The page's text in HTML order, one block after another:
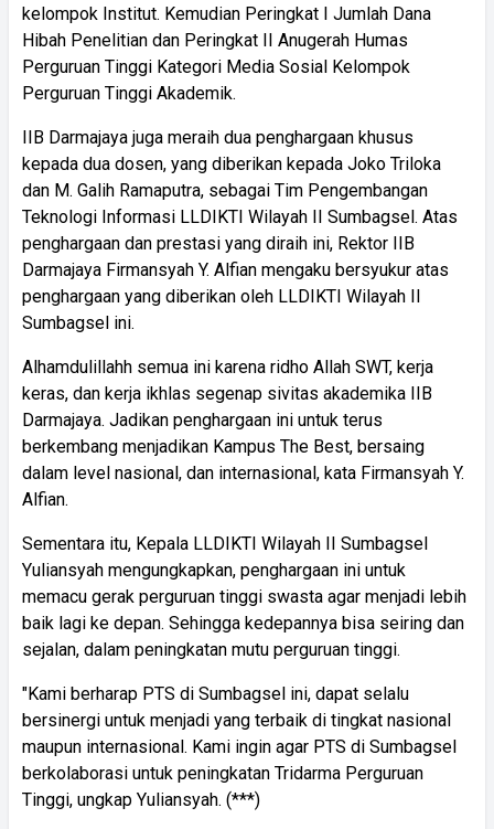
kelompok Institut. Kemudian Peringkat I Jumlah Dana
Hibah Penelitian dan Peringkat II Anugerah Humas
Perguruan Tinggi Kategori Media Sosial Kelompok
Perguruan Tinggi Akademik.
IIB Darmajaya juga meraih dua penghargaan khusus
kepada dua dosen, yang diberikan kepada Joko Triloka
dan M. Galih Ramaputra, sebagai Tim Pengembangan
Teknologi Informasi LLDIKTI Wilayah II Sumbagsel. Atas
penghargaan dan prestasi yang diraih ini, Rektor IIB
Darmajaya Firmansyah Y. Alfian mengaku bersyukur atas
penghargaan yang diberikan oleh LLDIKTI Wilayah II
Sumbagsel ini.
Alhamdulillahh semua ini karena ridho Allah SWT, kerja
keras, dan kerja ikhlas segenap sivitas akademika IIB
Darmajaya. Jadikan penghargaan ini untuk terus
berkembang menjadikan Kampus The Best, bersaing
dalam level nasional, dan internasional, kata Firmansyah Y.
Alfian.
Sementara itu, Kepala LLDIKTI Wilayah II Sumbagsel
Yuliansyah mengungkapkan, penghargaan ini untuk
memacu gerak perguruan tinggi swasta agar menjadi lebih
baik lagi ke depan. Sehingga kedepannya bisa seiring dan
sejalan, dalam peningkatan mutu perguruan tinggi.
"Kami berharap PTS di Sumbagsel ini, dapat selalu
bersinergi untuk menjadi yang terbaik di tingkat nasional
maupun internasional. Kami ingin agar PTS di Sumbagsel
berkolaborasi untuk peningkatan Tridarma Perguruan
Tinggi, ungkap Yuliansyah. (***)